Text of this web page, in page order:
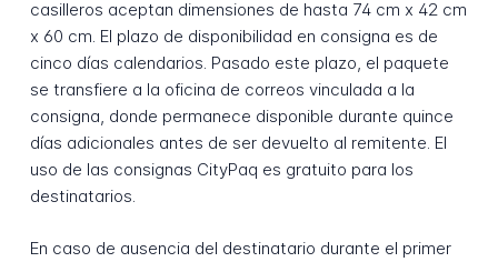
casilleros aceptan dimensiones de hasta 74 cm x 42 cm
x 60 cm. El plazo de disponibilidad en consigna es de
cinco días calendarios. Pasado este plazo, el paquete
se transfiere a la oficina de correos vinculada a la
consigna, donde permanece disponible durante quince
días adicionales antes de ser devuelto al remitente. El
uso de las consignas CityPaq es gratuito para los
destinatarios.
En caso de ausencia del destinatario durante el primer